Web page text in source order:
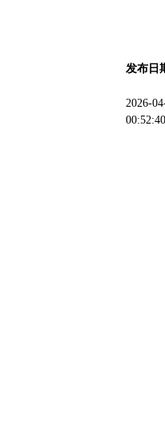
发布日
2026-
00:52:40